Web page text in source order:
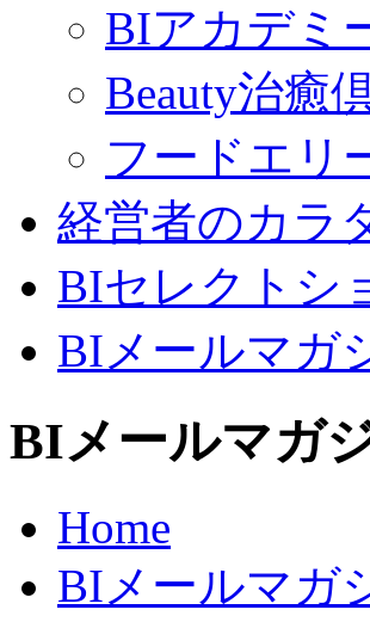
BIアカデミ
Beauty治癒
フードエリ
経営者のカラ
BIセレクトシ
BIメールマガ
BIメールマガ
Home
BIメールマガ